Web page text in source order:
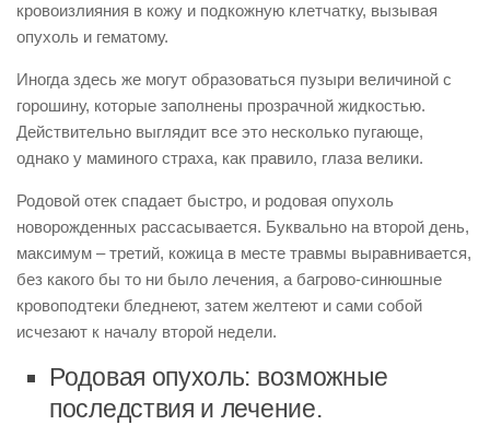
кровоизлияния в кожу и подкожную клетчатку, вызывая
опухоль и гематому.
Иногда здесь же могут образоваться пузыри величиной с
горошину, которые заполнены прозрачной жидкостью.
Действительно выглядит все это несколько пугающе,
однако у маминого страха, как правило, глаза велики.
Родовой отек спадает быстро, и родовая опухоль
новорожденных рассасывается. Буквально на второй день,
максимум – третий, кожица в месте травмы выравнивается,
без какого бы то ни было лечения, а багрово-синюшные
кровоподтеки бледнеют, затем желтеют и сами собой
исчезают к началу второй недели.
Родовая опухоль: возможные
последствия и лечение.